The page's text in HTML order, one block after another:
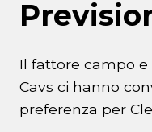
Il fattore campo e
Cavs ci hanno
preferenza per